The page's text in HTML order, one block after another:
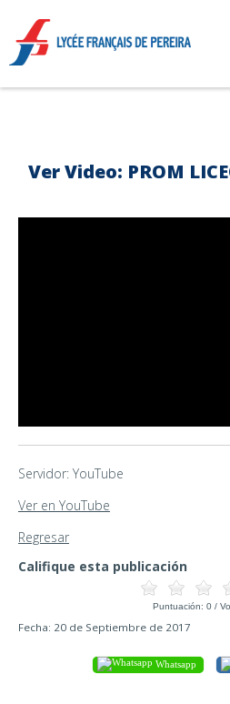
Ver Video: PROM
Servidor: YouTube
Ver en YouTube
Regresar
Califique esta publicación
Puntuación: 0 /
Fecha: 20 de Septiembre de 2017
Whatsapp